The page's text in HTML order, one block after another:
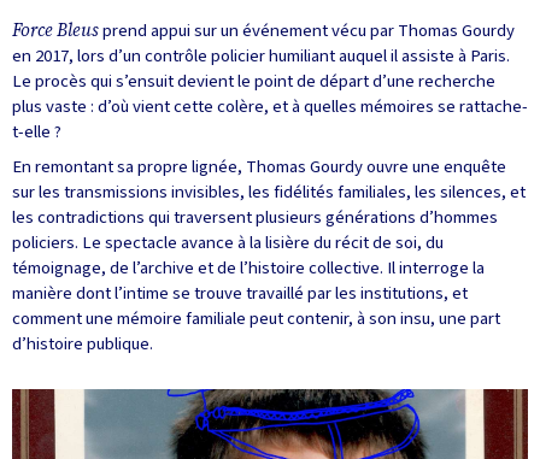
Force Bleusprend appui sur un événement vécu par Thomas Gourdy
en 2017, lors d’un contrôle policier humiliant auquel il assiste à Paris.
Le procès qui s’ensuit devient le point de départ d’une recherche
plus vaste : d’où vient cette colère, et à quelles mémoires se rattache-
t-elle ?
En remontant sa propre lignée, Thomas Gourdy ouvre une enquête
sur les transmissions invisibles, les fidélités familiales, les silences, et
les contradictions qui traversent plusieurs générations d’hommes
policiers. Le spectacle avance à la lisière du récit de soi, du
témoignage, de l’archive et de l’histoire collective. Il interroge la
manière dont l’intime se trouve travaillé par les institutions, et
comment une mémoire familiale peut contenir, à son insu, une part
d’histoire publique.